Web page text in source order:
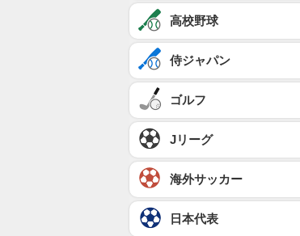
高校野球
侍ジャパン
ゴルフ
Jリーグ
海外サッカー
日本代表